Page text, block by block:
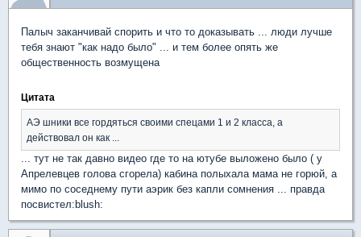
Палыч заканчивай спорить и что то доказывать ... люди лучше
тебя знают "как надо было" ... и тем более опять же
общественность возмущена
Цитата
АЭ шники все гордяться своими спецами 1 и 2 класса, а
действовал он как ...
... тут не так давно видео где то на ютубе выложено было ( у
Апрелевцев голова сгорела) кабина полыхала мама не горюй, а
мимо по соседнему пути аэрик без капли сомнения ... правда
посвистел:blush: